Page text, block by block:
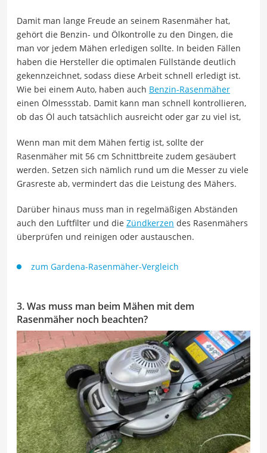
Damit man lange Freude an seinem Rasenmäher hat,
gehört die Benzin- und Ölkontrolle zu den Dingen, die
man vor jedem Mähen erledigen sollte. In beiden Fällen
haben die Hersteller die optimalen Füllstände deutlich
gekennzeichnet, sodass diese Arbeit schnell erledigt ist.
Wie bei einem Auto, haben auch Benzin-Rasenmäher
einen Ölmessstab. Damit kann man schnell kontrollieren,
ob das Öl auch tatsächlich ausreicht oder gar zu viel ist,
Wenn man mit dem Mähen fertig ist, sollte der
Rasenmäher mit 56 cm Schnittbreite zudem gesäubert
werden. Setzen sich nämlich rund um die Messer zu viele
Grasreste ab, vermindert das die Leistung des Mähers.
Darüber hinaus muss man in regelmäßigen Abständen
auch den Luftfilter und die Zündkerzen des Rasenmähers
überprüfen und reinigen oder austauschen.
zum Gardena-Rasenmäher-Vergleich
3. Was muss man beim Mähen mit dem
Rasenmäher noch beachten?